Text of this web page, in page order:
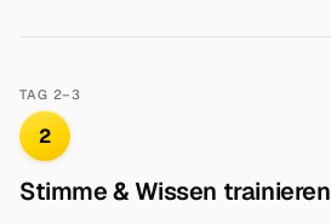
TAG 2–3
2
Stimme & Wissen trainieren